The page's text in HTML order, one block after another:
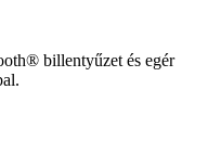
billentyűzet és egér